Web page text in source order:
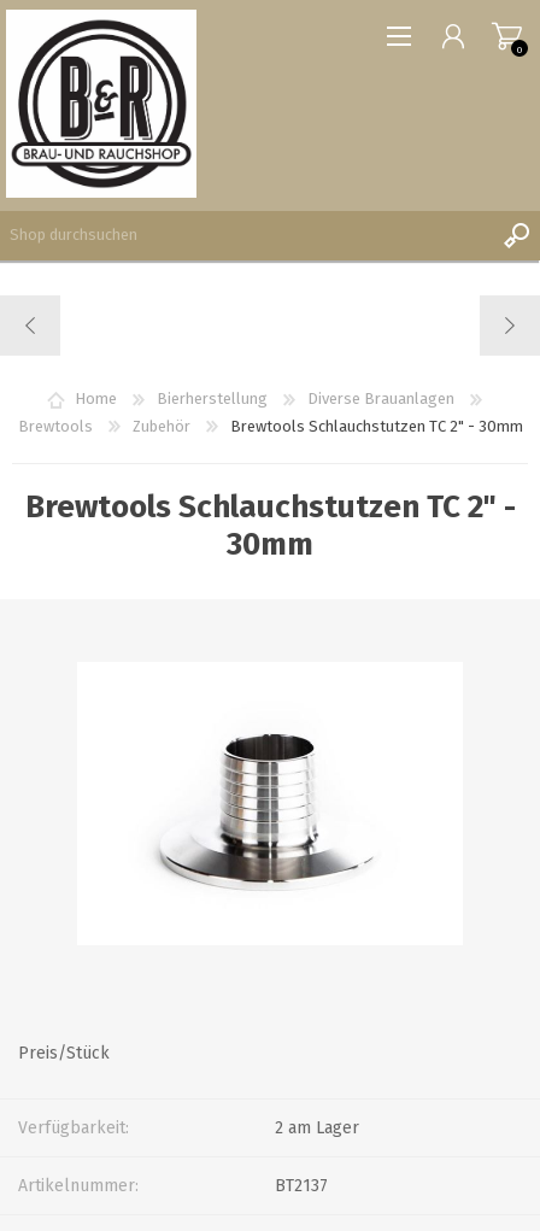
WUNSCHLISTE
0
Home Bierherstellung
Diverse Brauanlagen
Brewtools
Zubehör Brewtools Schlauchstutzen TC 2" - 30mm
Brewtools Schlauchstutzen TC 2" -
30mm
Preis/Stück
Verfügbarkeit: 2 am Lager
Artikelnummer: BT2137